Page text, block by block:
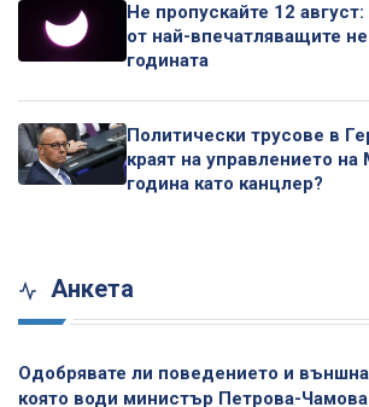
Не пропускайте 12
от най-впечатляващите
годината
Политически трусове в
краят на управлението
година като канцлер?
Анкета
Одобрявате ли поведението и
която води министър Петрова-